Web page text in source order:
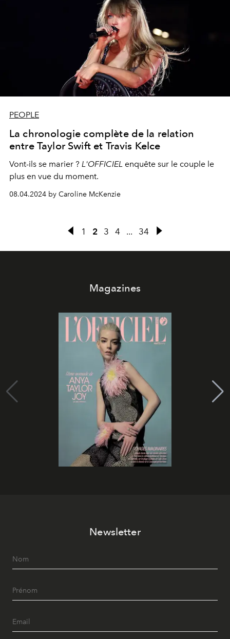
divertissement et de la mode.
PEOPLE
La chronologie complète de la relation
entre Taylor Swift et Travis Kelce
Vont-ils se marier ? L'OFFICIEL enquête sur le couple le
plus en vue du moment.
08.04.2024 by Caroline McKenzie
1 2 3 4 ... 34
Magazines
Newsletter